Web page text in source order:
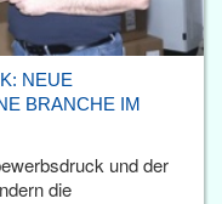
NEUE
BRANCHE IM
und der
die